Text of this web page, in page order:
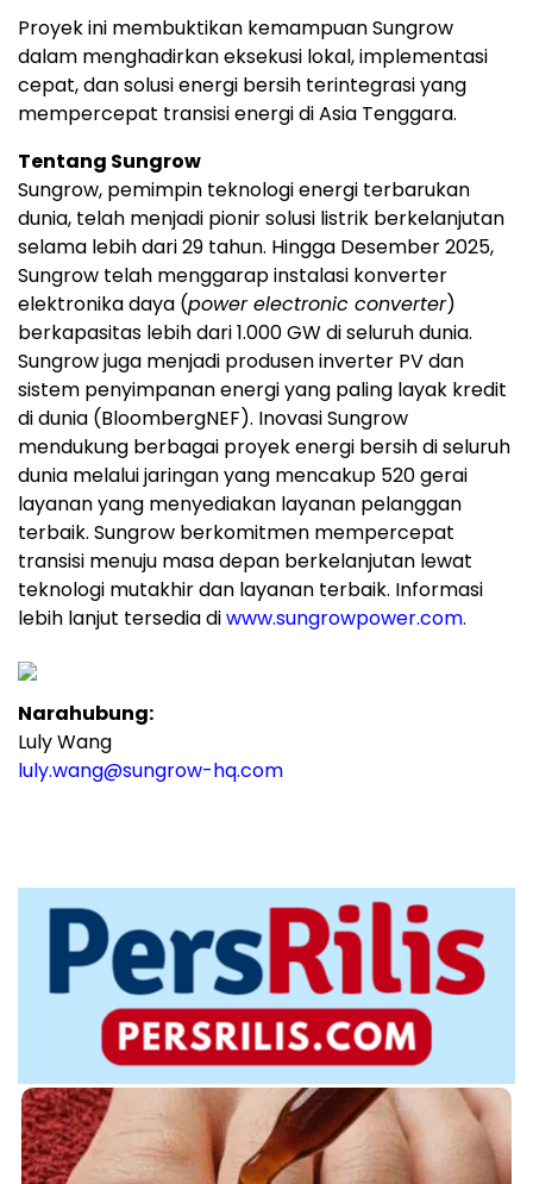
Proyek ini membuktikan kemampuan Sungrow
dalam menghadirkan eksekusi lokal, implementasi
cepat, dan solusi energi bersih terintegrasi yang
mempercepat transisi energi di Asia Tenggara.
Tentang Sungrow
Sungrow, pemimpin teknologi energi terbarukan
dunia, telah menjadi pionir solusi listrik berkelanjutan
selama lebih dari 29 tahun. Hingga Desember 2025,
Sungrow telah menggarap instalasi konverter
elektronika daya (power electronic converter)
berkapasitas lebih dari 1.000 GW di seluruh dunia.
Sungrow juga menjadi produsen inverter PV dan
sistem penyimpanan energi yang paling layak kredit
di dunia (BloombergNEF). Inovasi Sungrow
mendukung berbagai proyek energi bersih di seluruh
dunia melalui jaringan yang mencakup 520 gerai
layanan yang menyediakan layanan pelanggan
terbaik. Sungrow berkomitmen mempercepat
transisi menuju masa depan berkelanjutan lewat
teknologi mutakhir dan layanan terbaik. Informasi
lebih lanjut tersedia diwww.sungrowpower.com.
Narahubung:
Luly Wang
luly.wang@sungrow-hq.com